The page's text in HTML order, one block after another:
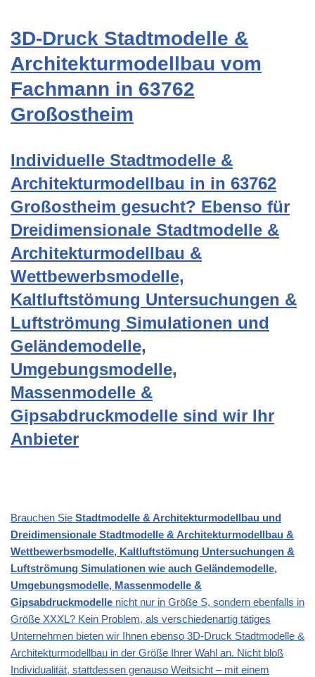
3D-Druck Stadtmodelle &
Architekturmodellbau vom
Fachmann in 63762
Großostheim
Individuelle Stadtmodelle &
Architekturmodellbau in in 63762
Großostheim gesucht? Ebenso für
Dreidimensionale Stadtmodelle &
Architekturmodellbau &
Wettbewerbsmodelle,
Kaltluftstömung Untersuchungen &
Luftströmung Simulationen und
Geländemodelle,
Umgebungsmodelle,
Massenmodelle &
Gipsabdruckmodelle sind wir Ihr
Anbieter
Brauchen Sie Stadtmodelle & Architekturmodellbau und
Dreidimensionale Stadtmodelle & Architekturmodellbau &
Wettbewerbsmodelle, Kaltluftstömung Untersuchungen &
Luftströmung Simulationen wie auch Geländemodelle,
Umgebungsmodelle, Massenmodelle &
Gipsabdruckmodelle nicht nur in Größe S, sondern ebenfalls in
Größe XXXL? Kein Problem, als verschiedenartig tätiges
Unternehmen bieten wir Ihnen ebenso 3D-Druck Stadtmodelle &
Architekturmodellbau in der Größe Ihrer Wahl an. Nicht bloß
Individualität, stattdessen genauso Weitsicht – mit einem